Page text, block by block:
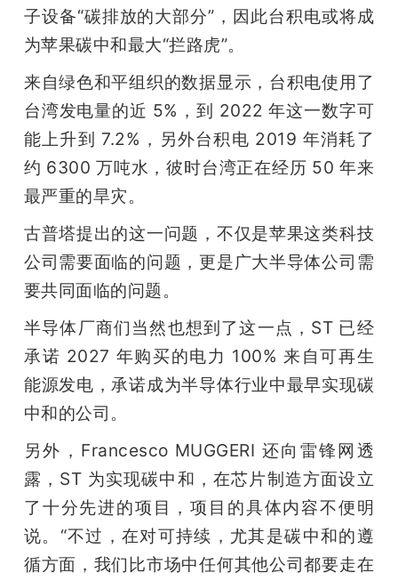
子设备“碳排放的大部分”，因此台积电或将成
为苹果碳中和最大“拦路虎”。
来自绿色和平组织的数据显示，台积电使用了
台湾发电量的近 5%，到 2022 年这一数字可
能上升到 7.2%，另外台积电 2019 年消耗了
约 6300 万吨水，彼时台湾正在经历 50 年来
最严重的旱灾。
古普塔提出的这一问题，不仅是苹果这类科技
公司需要面临的问题，更是广大半导体公司需
要共同面临的问题。
半导体厂商们当然也想到了这一点，ST 已经
承诺 2027 年购买的电力 100% 来自可再生
能源发电，承诺成为半导体行业中最早实现碳
中和的公司。
另外，Francesco MUGGERI 还向雷锋网透
露，ST 为实现碳中和，在芯片制造方面设立
了十分先进的项目，项目的具体内容不便明
说。“不过，在对可持续，尤其是碳中和的遵
循方面，我们比市场中任何其他公司都要走在